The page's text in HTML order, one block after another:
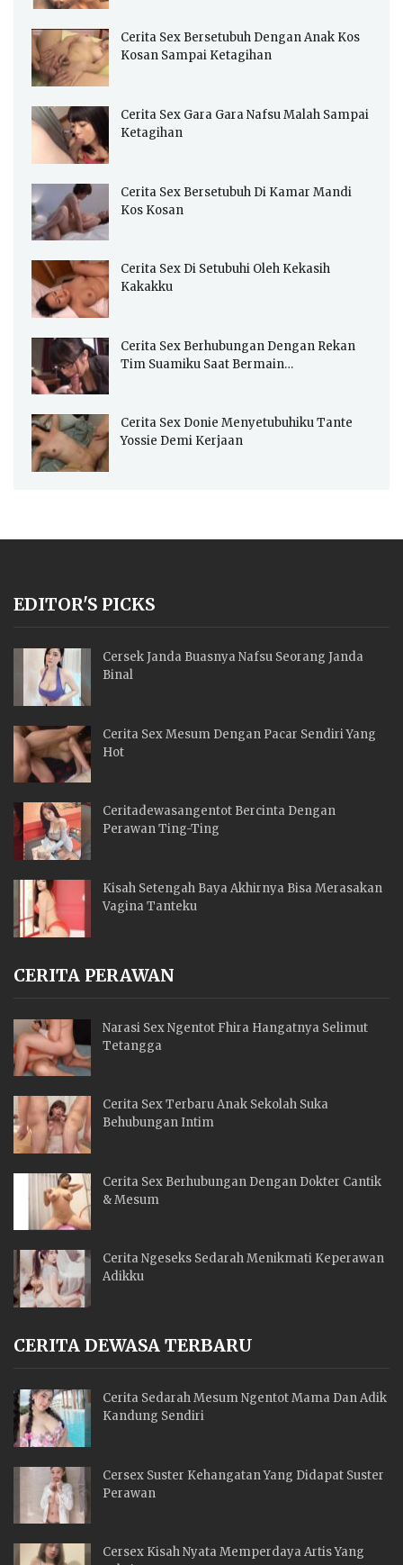
Cerita Sex Bersetubuh Dengan Anak Kos
Kosan Sampai Ketagihan
Cerita Sex Gara Gara Nafsu Malah Sampai
Ketagihan
Cerita Sex Bersetubuh Di Kamar Mandi
Kos Kosan
Cerita Sex Di Setubuhi Oleh Kekasih
Kakakku
Cerita Sex Berhubungan Dengan Rekan
Tim Suamiku Saat Bermain…
Cerita Sex Donie Menyetubuhiku Tante
Yossie Demi Kerjaan
EDITOR'S PICKS
Cersek Janda Buasnya Nafsu Seorang Janda
Binal
Cerita Sex Mesum Dengan Pacar Sendiri Yang
Hot
Ceritadewasangentot Bercinta Dengan
Perawan Ting-Ting
Kisah Setengah Baya Akhirnya Bisa Merasakan
Vagina Tanteku
CERITA PERAWAN
Narasi Sex Ngentot Fhira Hangatnya Selimut
Tetangga
Cerita Sex Terbaru Anak Sekolah Suka
Behubungan Intim
Cerita Sex Berhubungan Dengan Dokter Cantik
& Mesum
Cerita Ngeseks Sedarah Menikmati Keperawan
Adikku
CERITA DEWASA TERBARU
Cerita Sedarah Mesum Ngentot Mama Dan Adik
Kandung Sendiri
Cersex Suster Kehangatan Yang Didapat Suster
Perawan
Cersex Kisah Nyata Memperdaya Artis Yang